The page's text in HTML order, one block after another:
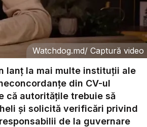
Watchdog.md/ Captură video
lanț la mai multe instituții ale
din CV-ul
că autoritățile trebuie să
și solicită verificări privind
de la guvernare